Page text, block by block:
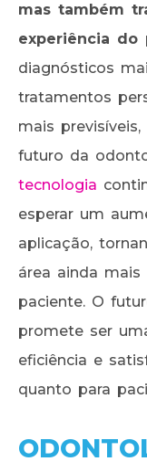
mas também
experiência do
diagnósticos
tratamentos
mais
futuro da
tecnologia
esperar um
aplicação,
área ainda
paciente. O
promete ser
eficiência e
quanto para